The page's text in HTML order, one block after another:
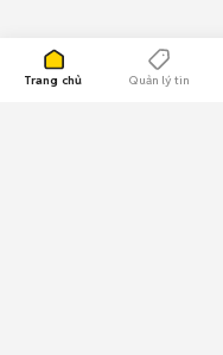
Trang chủ Quản lý tin